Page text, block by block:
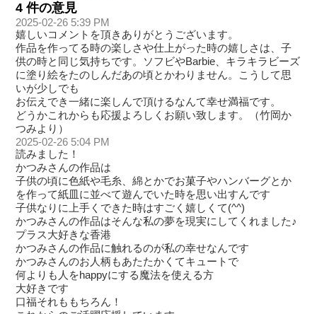
4 件の意見
2025-02-26 5:39 PM
嬉しいコメントを頂きありがとうございます。
作品を作ってる時の楽しさや仕上がった時の嬉しさは、子
供の時と同じ気持ちです。ソフビやBarbie、キラキラビーズ
に塗り絵をたのしんだあの頃とかわりません。こうして思
いが少しでも
お伝えでき一緒に楽しんで頂けるなんて幸せ満福です。
どうかこれからも応援よろしくお願い致します。（竹岡か
つみより）
2025-02-26 5:04 PM
読みました！
かつみさんの作品は
子供の頃に色紙や毛糸、綿とかでお菓子やハンバーグとか
を作って紙皿に並べて遊んでいた時を思い出すんです
子供なりに上手くできた時はすごく嬉しくて(^^)
かつみさんの作品はそんな私の夢を現実にしてくれました♪
プラス大好きな香港
かつみさんの作品に触れるのが私の幸せなんです
かつみさんのお人柄もあたたかくてキュートで
何よりも人をhappyにする魔法を使える方
大好きです
口福それももちろん！